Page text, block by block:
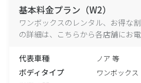
基本料金プラン（W2）
ワンボックスのレンタル、お得な
の詳細は、こちらから各店舗にお電
代表車種 ノア 等
ボディタイプ ワンボックス